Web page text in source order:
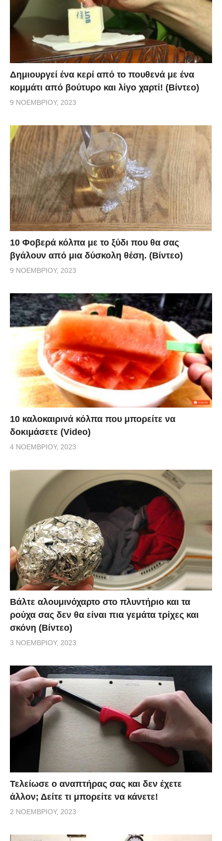
Δημιουργεί ένα κερί από το πουθενά με ένα
κομμάτι από βούτυρο και λίγο χαρτί! (Βίντεο)
9 ΝΟΕΜΒΡΊΟΥ, 2023
10 Φοβερά κόλπα με το ξύδι που θα σας
βγάλουν από μια δύσκολη θέση. (Βίντεο)
9 ΝΟΕΜΒΡΊΟΥ, 2023
10 καλοκαιρινά κόλπα που μπορείτε να
δοκιμάσετε (Video)
4 ΝΟΕΜΒΡΊΟΥ, 2023
Βάλτε αλουμινόχαρτο στο πλυντήριο και τα
ρούχα σας δεν θα είναι πια γεμάτα τρίχες και
σκόνη (Βίντεο)
3 ΝΟΕΜΒΡΊΟΥ, 2023
Τελείωσε ο αναπτήρας σας και δεν έχετε
άλλον; Δείτε τι μπορείτε να κάνετε!
2 ΝΟΕΜΒΡΊΟΥ, 2023